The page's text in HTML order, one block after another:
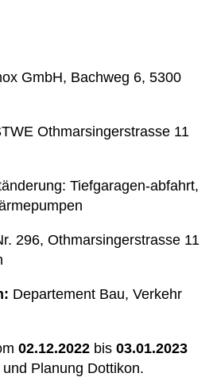
GmbH, Bachweg 6, 5300
Othmarsingerstrasse 11
Tiefgaragen-abfahrt,
296, Othmarsingerstrasse 11
Departement Bau, Verkehr
02.12.2022 bis 03.01.2023
Planung Dottikon.